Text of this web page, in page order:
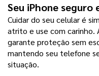
Seu iPhone seguro
Cuidar do seu celular é
atrito e use com carinho.
garante proteção sem
mantendo seu telefone
situação.